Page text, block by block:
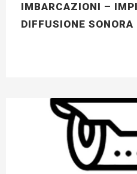
IMBARCAZIONI –
DIFFUSIONE SONORA